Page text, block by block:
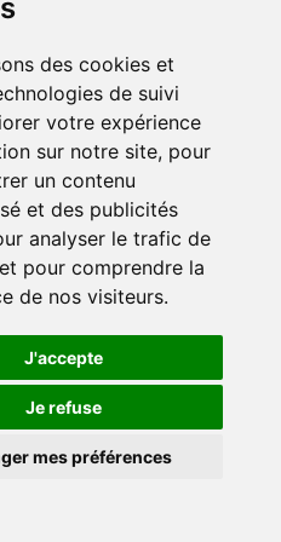
des cookies et
de suivi
votre expérience
sur notre site, pour
un contenu
et des publicités
analyser le trafic de
pour comprendre la
de nos visiteurs.
J'accepte
Je refuse
mes préférences